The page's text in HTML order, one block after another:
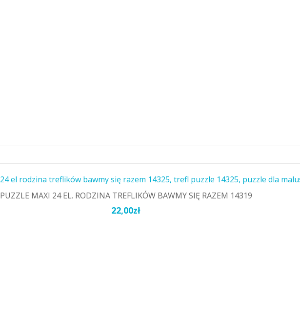
PUZZLE MAXI 24 EL. RODZINA TREFLIKÓW BAWMY SIĘ RAZEM 14319
22,00zł